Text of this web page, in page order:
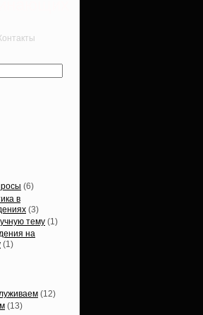
(6)
в
(3)
тему (1)
на
(1)
(12)
(13)